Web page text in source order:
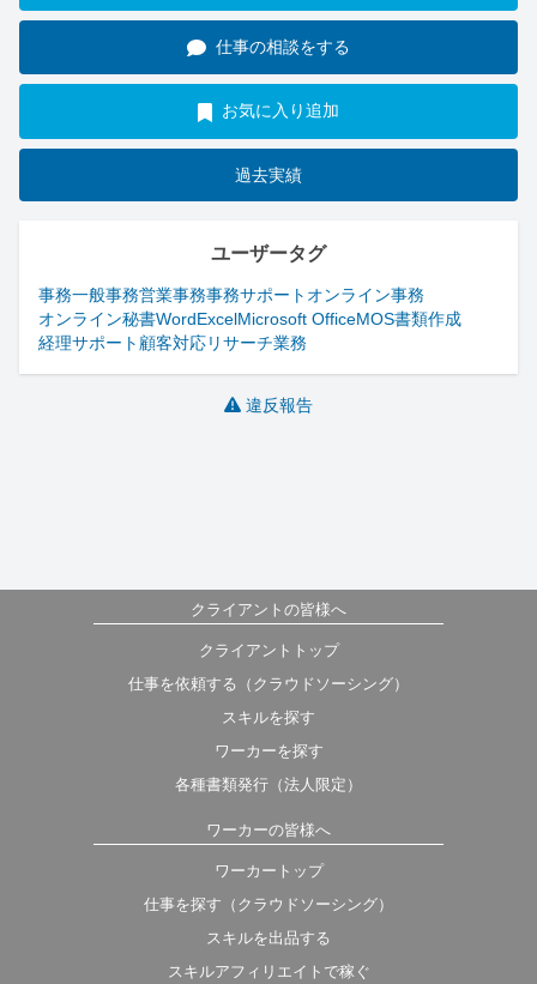
仕事の相談をする
お気に入り追加
過去実績
ユーザータグ
事務一般事務営業事務事務サポート オンライン事務
オンライン秘書WordExcelMicrosoft OfficeMOS書類作成
経理サポート 顧客対応リサーチ業務
違反報告
クライアントの皆様へ
クライアントトップ
仕事を依頼する（クラウドソーシング）
スキルを探す
ワーカーを探す
各種書類発行（法人限定）
ワーカーの皆様へ
ワーカートップ
仕事を探す（クラウドソーシング）
スキルを出品する
スキルアフィリエイトで稼ぐ